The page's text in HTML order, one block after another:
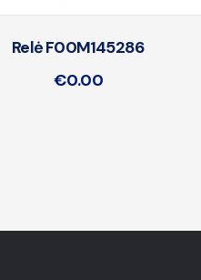
Relė F00M145286
€0.00